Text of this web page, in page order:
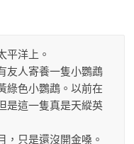
平洋上。
友人寄養一隻小鸚鵡
綠色小鸚鵡。以前在
是這一隻真是天縱英
，只是還沒開金嗓。